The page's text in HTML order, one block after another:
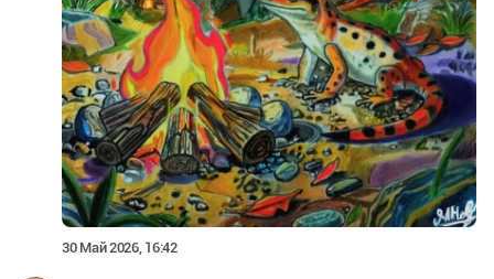
30 Май 2026, 16:42